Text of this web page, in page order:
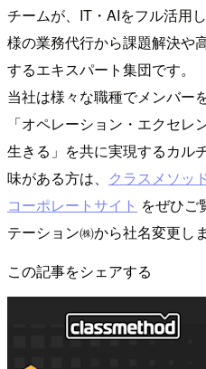
チームが、IT・AIをフル活用
様の業務代行から課題解決や
するエキスパート集団です。
当社は様々な職種でメンバー
「オペレーション・エクセレ
生きる」を共に実現するカル
味がある方は、 クラスメソッ
コーポレートサイト をぜひご
テーション㈱から社名変更し
この記事をシェアする